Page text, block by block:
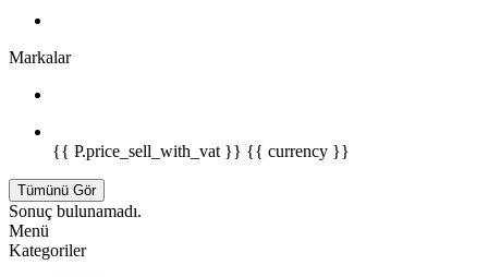
Markalar
{{ P.price_sell_with_vat }} {{ currency }}
Tümünü Gör
Sonuç bulunamadı.
Menü
Kategoriler